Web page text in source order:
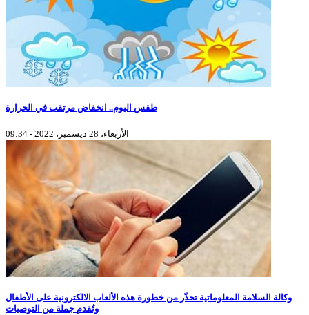
طقس اليوم.. انخفاض مرتقب في الحرارة
الأربعاء، 28 ديسمبر، 2022 - 09:34
وكالة السلامة المعلوماتية تحذّر من خطورة هذه الألعاب الالكترونية على الأطفال
وتُقدم جملة من التوصيات